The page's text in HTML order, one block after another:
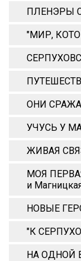
ПЛЕНЭРЫ
"МИР,
ОНИ
УЧУСЬ У
ЖИВАЯ
МОЯ
и
НОВЫЕ
"К
НА ОДНОЙ